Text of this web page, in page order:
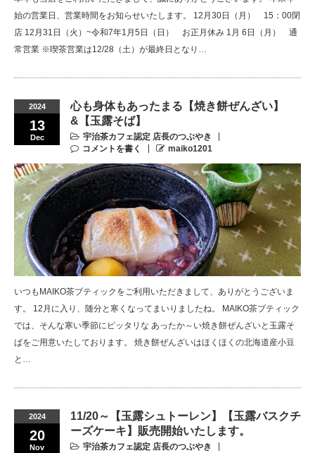
始の営業日、営業時間をお知らせいたします。 12月30日（月） 15：00閉
店 12月31日（火）~令和7年1月5日（日） お正月休み 1月 6日（月） 通
常営業 ※喫茶営業は12/28（土）が最終日となり…
2024
13
Dec
心も身体もあったまる【焼き餅ぜんざい】
&【玉露そば】
宇治茶カフェ認定 店長のつぶやき
コメントを書く
maiko1201
いつもMAIKO茶ブティックをご利用いただきまして、ありがとうございま
す。 12月に入り、随分と寒くなってまいりましたね。 MAIKO茶ブティック
では、そんな寒い季節にピッタリな あったか～い焼き餅ぜんざいと玉露そ
ばをご用意いたしております。 焼き餅ぜんざいはほくほくの北海道産小豆
と…
2024
20
Nov
11/20～【玉露シュトーレン】【玉露バスクチ
ーズケーキ】販売開始いたします。
宇治茶カフェ認定 店長のつぶやき